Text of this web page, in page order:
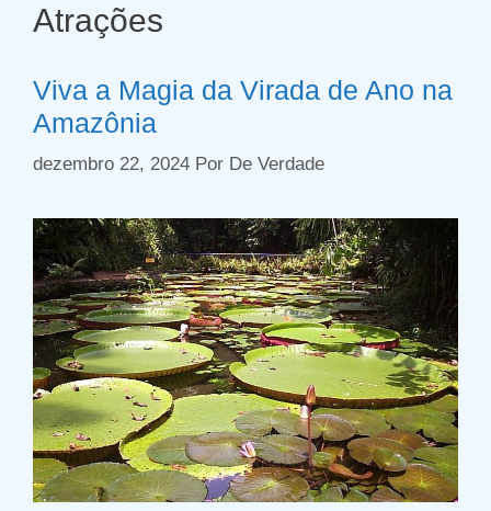
Atrações
Viva a Magia da Virada de Ano na
Amazônia
dezembro 22, 2024 Por De Verdade